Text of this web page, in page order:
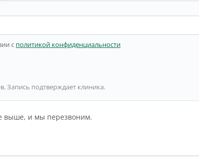
с политикой конфиденциальности
Запись подтверждает клиника.
выше, и мы перезвоним.